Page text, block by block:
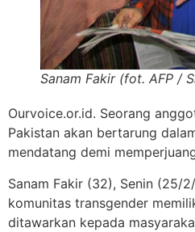
Sanam Fakir (fot. AFP /
Ourvoice.or.id. Seorang
Pakistan akan bertarung
mendatang demi
Sanam Fakir (32), Senin (25/
komunitas transgender
ditawarkan kepada